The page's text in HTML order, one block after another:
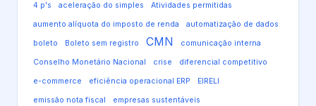
4 p's aceleração do simples Atividades permitidas
aumento alíquota do imposto de renda automatização de dados
boleto Boleto sem registro CMN comunicação interna
Conselho Monetário Nacional crise diferencial competitivo
e-commerce eficiência operacional ERP EIRELI
emissão nota fiscal empresas sustentáveis